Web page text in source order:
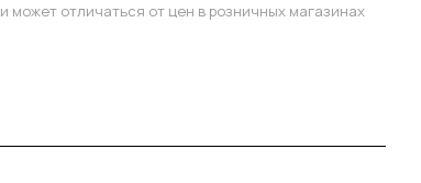
и может отличаться от цен в розничных магазинах